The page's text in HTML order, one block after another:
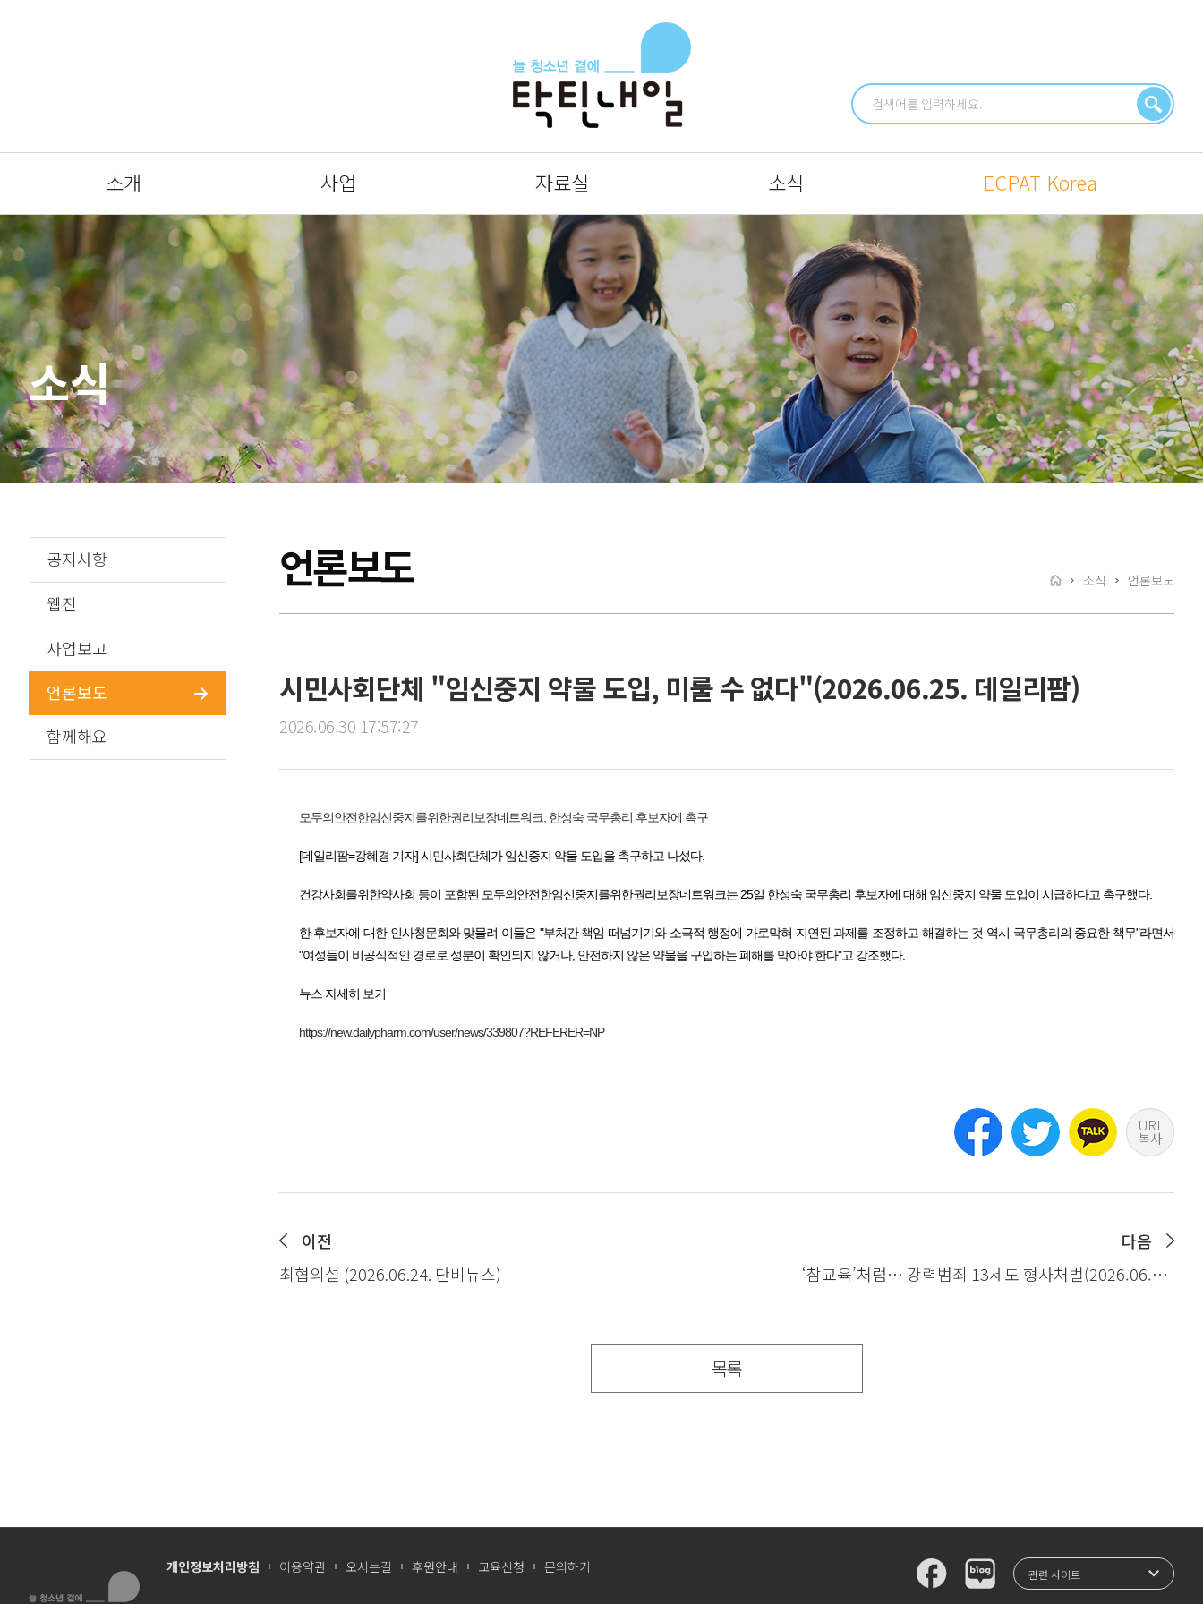
소개 사업 자료실 소식 ECPAT Korea
소식
공지사항
웹진
사업보고
언론보도
함께해요
언론보도 소식 언론보도
시민사회단체 "임신중지 약물 도입, 미룰 수 없다"(2026.06.25. 데일리팜)
2026.06.30 17:57:27
모두의안전한임신중지를위한권리보장네트워크, 한성숙 국무총리 후보자에 촉구
[데일리팜=강혜경 기자] 시민사회단체가 임신중지 약물 도입을 촉구하고 나섰다.
건강사회를위한약사회 등이 포함된 모두의안전한임신중지를위한권리보장네트워크는 25일 한성숙 국무총리 후보자에 대해 임신중지 약물 도입이 시급하다고 촉구했다.
한 후보자에 대한 인사청문회와 맞물려 이들은 "부처간 책임 떠넘기기와 소극적 행정에 가로막혀 지연된 과제를 조정하고 해결하는 것 역시 국무총리의 중요한 책무"라면서
"여성들이 비공식적인 경로로 성분이 확인되지 않거나, 안전하지 않은 약물을 구입하는 폐해를 막아야 한다"고 강조했다.
뉴스 자세히 보기
https://new.dailypharm.com/user/news/339807?REFERER=NP
URL
복사
이전
최협의설 (2026.06.24. 단비뉴스)
다음
‘참교육’처럼… 강력범죄 13세도 형사처벌(2026.06.28.
목록
개인정보처리방침 이용약관 오시는길 후원안내 교육신청 문의하기